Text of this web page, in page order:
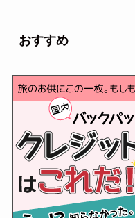
おすすめ